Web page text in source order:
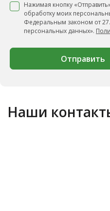
Нажимая кнопку
обработку моих
Федеральным законом от
персональных данных».
Отправить
Наши